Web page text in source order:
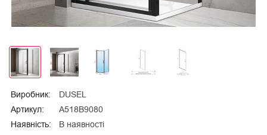
Виробник:
DUSEL
Артикул:
A518B9080
Наявність:
В наявності